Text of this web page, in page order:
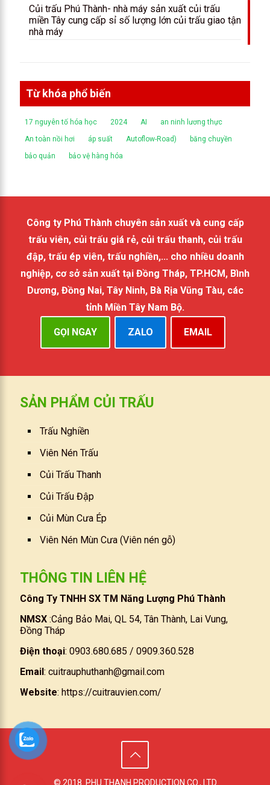
Củi trấu Phú Thành- nhà máy sản xuất củi trấu
miền Tây cung cấp sỉ số lượng lớn củi trấu giao tận
nhà máy
Từ khóa phổ biến
17 nguyên tố hóa học 2024 AI
an ninh lương thực
An toàn nồi hơi
áp suất Autoflow-Road)
băng chuyền
bảo quản
bảo vệ hàng hóa
Công ty Phú Thành chuyên sản xuất và cung cấp
trấu viên, củi trấu giá rẻ, củi trấu thanh, củi trấu
đập, trấu ép viên, trấu nghiền,... cho nhiều doanh
nghiệp, cơ sở sản xuất tại Đồng Tháp, TP.HCM, Bình
Dương, Đồng Nai, Tây Ninh, Bà Rịa Vũng Tàu, các
tỉnh Miền Tây Nam Bộ.
GỌI NGAY ZALO EMAIL
SẢN PHẨM CỦI TRẤU
Trấu Nghiền
Viên Nén Trấu
Củi Trấu Thanh
Củi Trấu Đập
Củi Mùn Cưa Ép
Viên Nén Mùn Cưa (Viên nén gỗ)
THÔNG TIN LIÊN HỆ
Công Ty TNHH SX TM Năng Lượng Phú Thành
NMSX :Cảng Bảo Mai, QL 54, Tân Thành, Lai Vung,
Đồng Tháp
Điện thoại: 0903.680.685 / 0909.360.528
Email: cuitrauphuthanh@gmail.com
Website: https://cuitrauvien.com/
© 2018. PHU THANH PRODUCTION CO., LTD